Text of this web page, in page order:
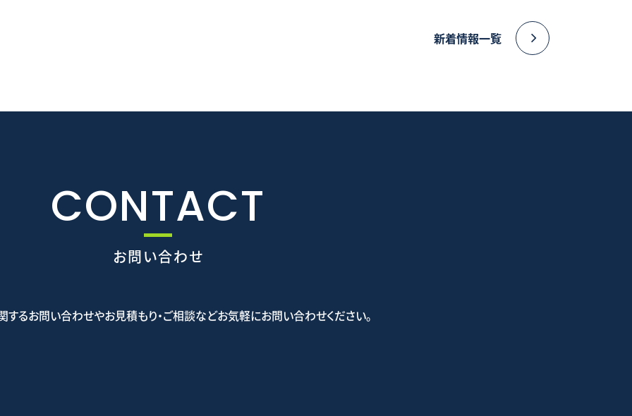
新着情報一覧
CONTACT
お問い合わせ
するお問い合わせやお見積もり・ご相談などお気軽にお問い合わせください。